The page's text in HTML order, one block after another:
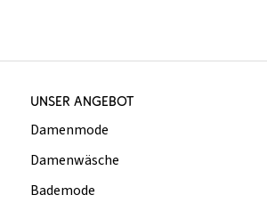
UNSER ANGEBOT
Damenmode
Damenwäsche
Bademode